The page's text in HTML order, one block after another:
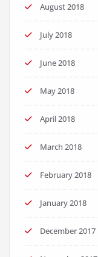
August 2018
July 2018
June 2018
May 2018
April 2018
March 2018
February 2018
January 2018
December 2017